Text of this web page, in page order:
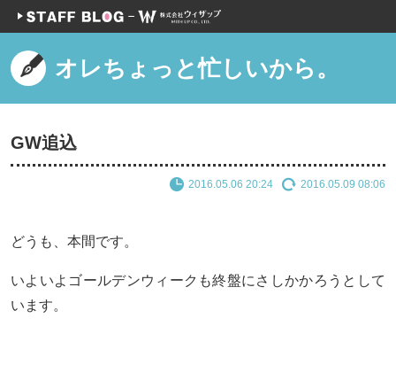
オレちょっと忙しいから。
GW追込
2016.05.06 20:24 2016.05.09 08:06
どうも、本間です。
いよいよゴールデンウィークも終盤にさしかかろうとして
います。